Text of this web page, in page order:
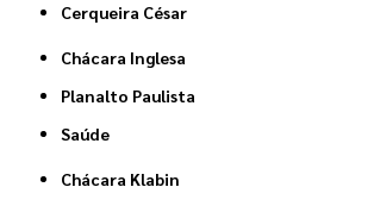
Cerqueira César
Chácara Inglesa
Planalto Paulista
Saúde
Chácara Klabin